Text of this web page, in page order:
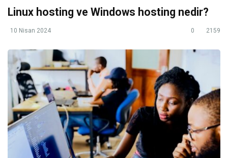
Linux hosting ve Windows hosting nedir?
10 Nisan 2024 0 2159